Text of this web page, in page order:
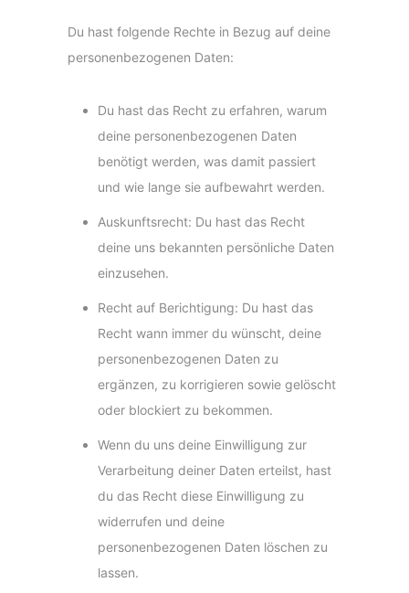
Du hast folgende Rechte in Bezug auf deine
personenbezogenen Daten:
Du hast das Recht zu erfahren, warum
deine personenbezogenen Daten
benötigt werden, was damit passiert
und wie lange sie aufbewahrt werden.
Auskunftsrecht: Du hast das Recht
deine uns bekannten persönliche Daten
einzusehen.
Recht auf Berichtigung: Du hast das
Recht wann immer du wünscht, deine
personenbezogenen Daten zu
ergänzen, zu korrigieren sowie gelöscht
oder blockiert zu bekommen.
Wenn du uns deine Einwilligung zur
Verarbeitung deiner Daten erteilst, hast
du das Recht diese Einwilligung zu
widerrufen und deine
personenbezogenen Daten löschen zu
lassen.